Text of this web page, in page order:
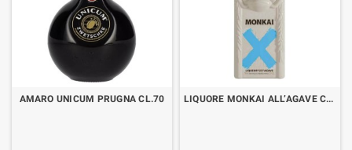
AMARO UNICUM PRUGNA CL.70 LIQUORE MONKAI ALL’AGAVE CL.70